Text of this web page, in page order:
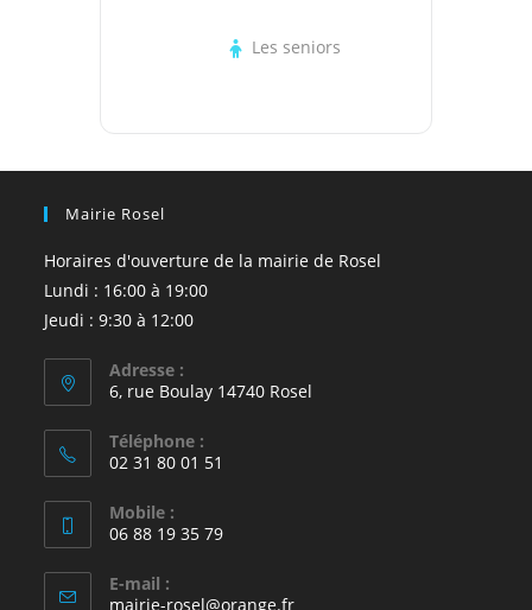
Les seniors
Mairie Rosel
Horaires d'ouverture de la mairie de Rosel
Lundi : 16:00 à 19:00
Jeudi : 9:30 à 12:00
Adresse :
6, rue Boulay 14740 Rosel
Téléphone :
02 31 80 01 51
Mobile :
06 88 19 35 79
E-mail :
mairie-rosel@orange.frS’ouvre